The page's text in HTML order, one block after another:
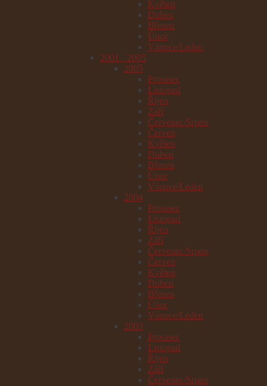
Květen
Duben
Březen
Únor
Vánoce/Leden
2001 - 2005
2005
Prosinec
Listopad
Říjen
Září
Červenec/Srpen
Červen
Květen
Duben
Březen
Únor
Vánoce/Leden
2004
Prosinec
Listopad
Říjen
Září
Červenec/Srpen
Červen
Květen
Duben
Březen
Únor
Vánoce/Leden
2003
Prosinec
Listopad
Říjen
Září
Červenec/Srpen